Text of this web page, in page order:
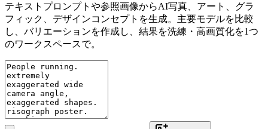
テキストプロンプトや参照画像からAI写真、アート、グラ
フィック、デザインコンセプトを生成。主要モデルを比較
し、バリエーションを作成し、結果を洗練・高画質化を1つ
のワークスペースで。